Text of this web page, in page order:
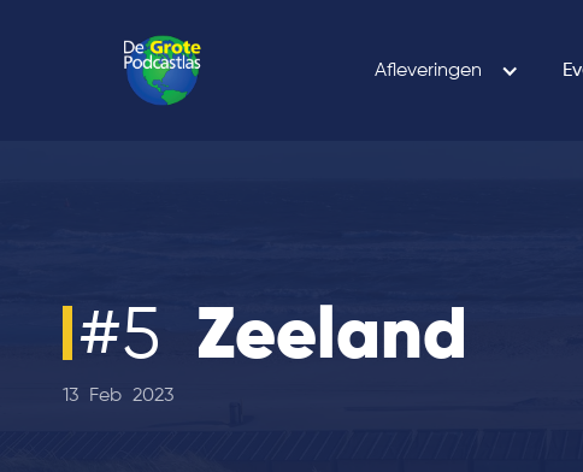
Afleveringen
#5
13 Feb 2023
Zeeland